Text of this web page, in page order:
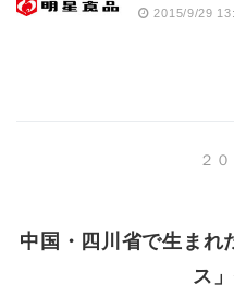
2015/9/29
２
中国・四川省で生まれ
ス